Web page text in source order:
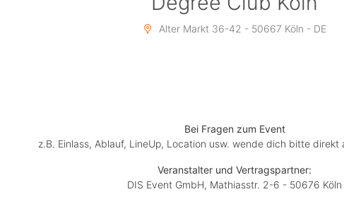
Alter Markt 36-42 - 50667 Köln - DE
Bei Fragen zum Event
z.B. Einlass, Ablauf, LineUp, Location usw. wende dich bitte direkt
Veranstalter und Vertragspartner:
DIS Event GmbH, Mathiasstr. 2-6 - 50676 Köln